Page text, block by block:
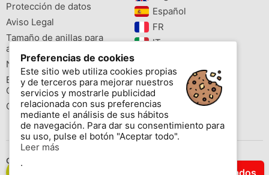
Filtrar Resultados
Protección de datos
Aviso Legal
Tamaño de anillas para
aves
Newsletter
Buscador de especies
Cites
Colores de las anillas
Español‎
FR‎
IT‎
PL‎
PT‎
Preferencias de cookies
Este sitio web utiliza cookies propias
y de terceros para mejorar nuestros
servicios y mostrarle publicidad
relacionada con sus preferencias
mediante el análisis de sus hábitos
de navegación. Para dar su consentimiento para
su uso, pulse el botón "Aceptar todo".
Leer más
.
Contáctenos
Copyright © 2026 www.aviornis.net Tablón de anuncios gratis.